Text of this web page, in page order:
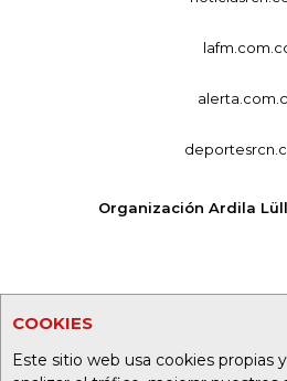
COOKIES
Este sitio web usa cookies propias
Organización Ardila